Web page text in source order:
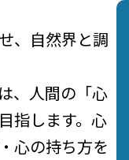
、自然界と調
、人間の「心
指します。心
心の持ち方を